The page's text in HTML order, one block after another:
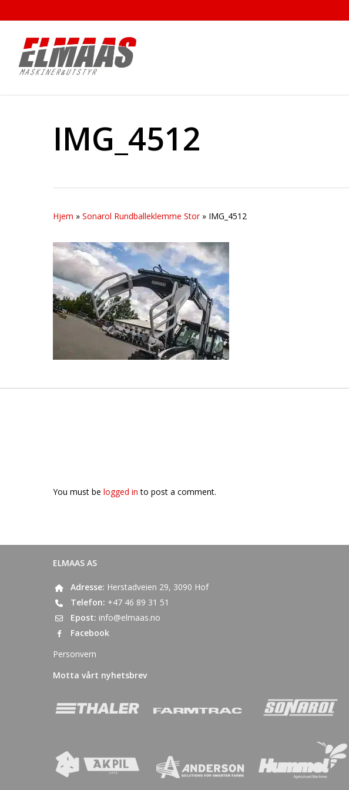
to
content
IMG_4512
Hjem » Sonarol Rundballeklemme Stor» IMG_4512
You must be logged in to post a comment.
ELMAAS AS
Adresse: Herstadveien 29, 3090 Hof
Telefon: +47 46 89 31 51
Epost: info@elmaas.no
Facebook
Personvern
Motta vårt nyhetsbrev